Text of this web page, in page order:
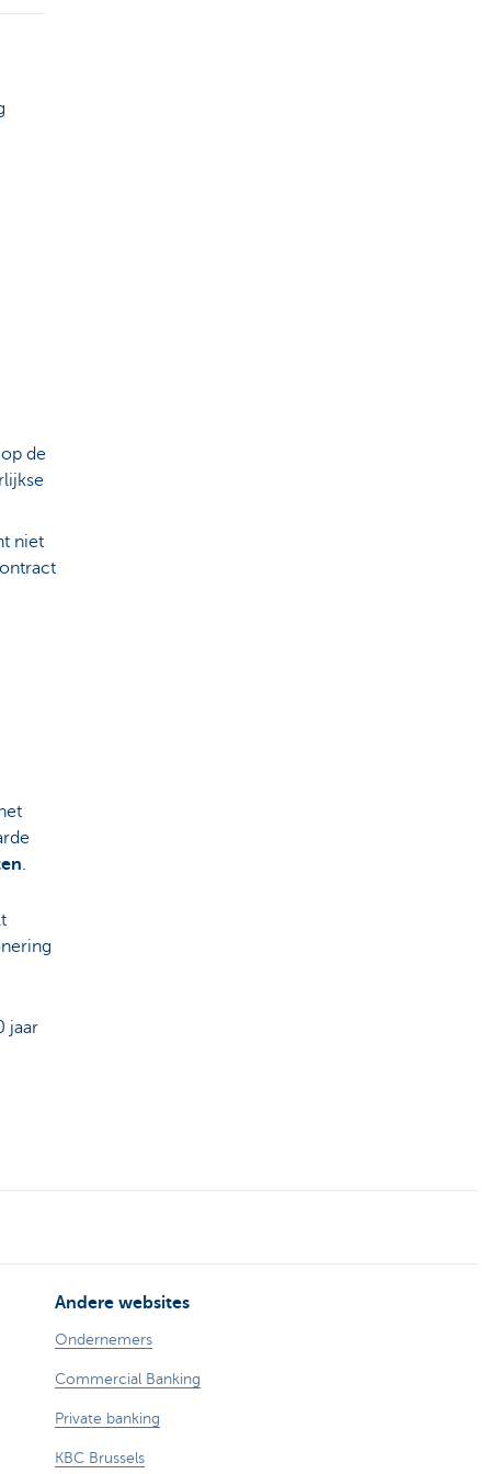
de
niet
.
jaar
Andere websites
Ondernemers
Commercial Banking
Private banking
KBC Brussels